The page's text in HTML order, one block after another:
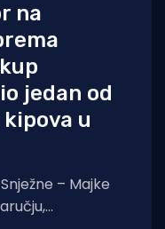
na
jedan od
u
– Majke